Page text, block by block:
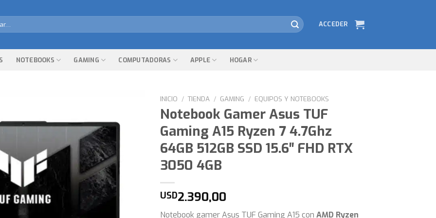
ACCEDER
NOTEBOOKS GAMING COMPUTADORAS APPLE HOGAR
INICIO / TIENDA / GAMING / EQUIPOS Y NOTEBOOKS
Notebook Gamer Asus TUF
Gaming A15 Ryzen 7 4.7Ghz
64GB 512GB SSD 15.6″ FHD RTX
3050 4GB
USD2.390,00
Notebook gamer Asus TUF Gaming A15 con AMD Ryzen